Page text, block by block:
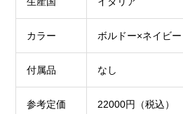
カラー ボルドー×ネイビー
付属品 なし
参考定価 22000円（税込）